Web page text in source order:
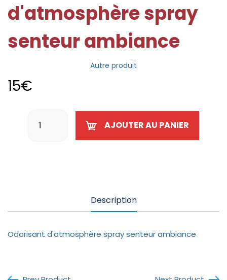
d'atmosphère spray
senteur ambiance
Autre produit
15€
AJOUTER AU PANIER
Description
Odorisant d'atmosphère spray senteur ambiance